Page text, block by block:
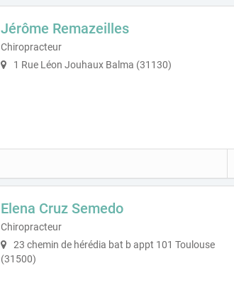
Jérôme Remazeilles
Chiropracteur
1 Rue Léon Jouhaux Balma (31130)
Elena Cruz Semedo
Chiropracteur
23 chemin de hérédia bat b appt 101 Toulouse
(31500)